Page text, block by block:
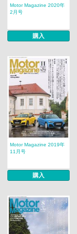
Motor Magazine 2020年
2月号
購入
Motor Magazine 2019年
11月号
購入